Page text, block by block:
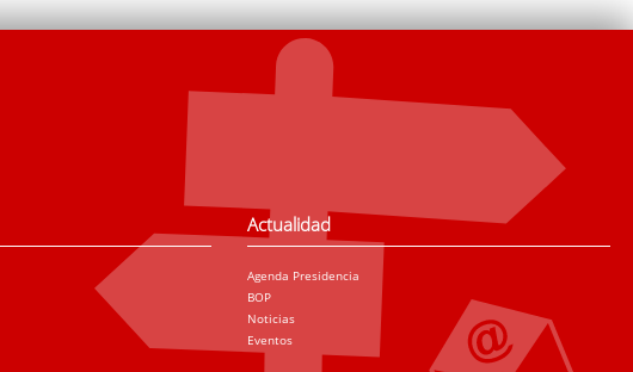
Actualidad
Agenda Presidencia
BOP
Noticias
Eventos